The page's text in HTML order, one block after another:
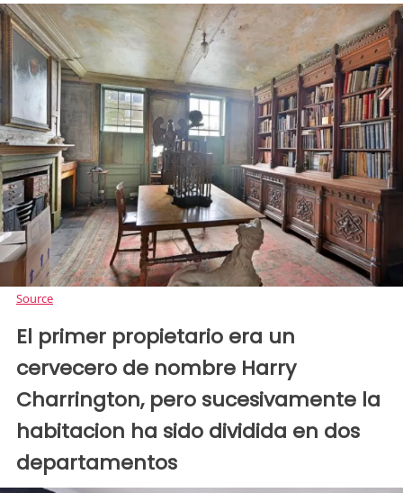
Source
El primer propietario era un
cervecero de nombre Harry
Charrington, pero sucesivamente la
habitacion ha sido dividida en dos
departamentos